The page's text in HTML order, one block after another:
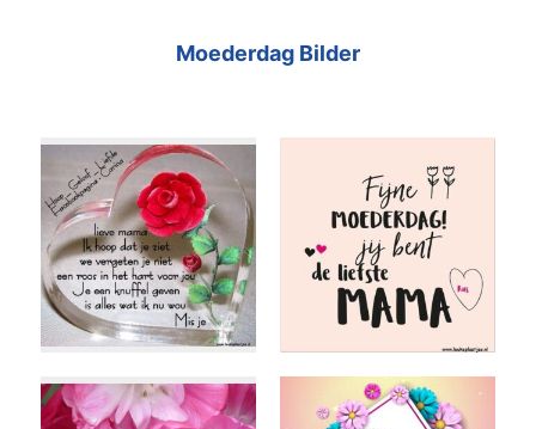
Moederdag Bilder